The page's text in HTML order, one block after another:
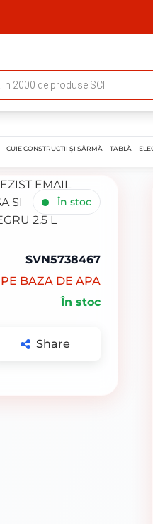
CUIE CONSTRUCȚII ȘI SÂRMĂ TABLĂ
În stoc
SVN5738467
PE BAZA DE APA
În stoc
Share